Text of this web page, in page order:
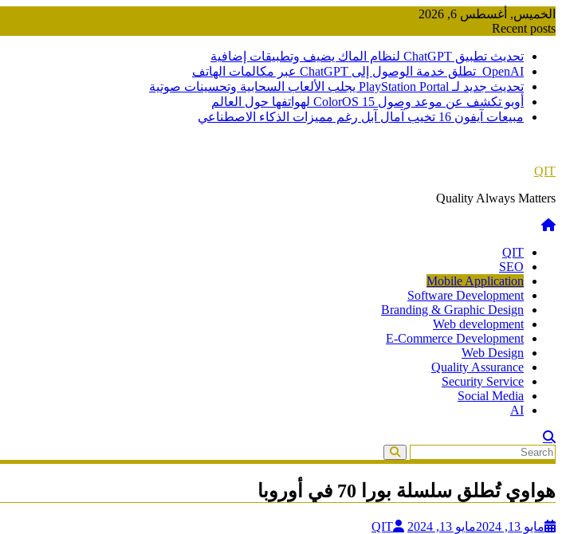
Skip
to
الخميس, أغسطس 6, 2026
Recent posts
تحديث تطبيق ChatGPT لنظام الماك يضيف وتطبيقات إضافية
OpenAI تطلق خدمة الوصول إلى ChatGPT عبر مكالمات الهاتف
تحديث جديد لـ PlayStation Portal يجلب الألعاب السحابية وتحسينات صوتية
أوبو تكشف عن موعد وصول ColorOS 15 لهواتفها حول العالم
مبيعات آيفون 16 تخيب آمال آبل رغم مميزات الذكاء الاصطناعي
QIT
Quality Always Matters
QIT
SEO
Mobile Application
Software Development
Branding & Graphic Design
Web development
E-Commerce Development
Web Design
Quality Assurance
Security Service
Social Media
AI
هواوي تُطلق سلسلة بورا 70 في أوروبا
مايو 13, 2024 مايو 13, 2024 QIT